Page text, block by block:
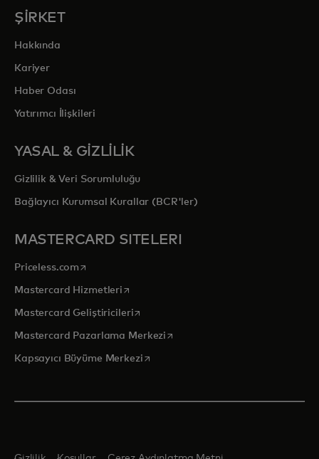
ŞİRKET
Hakkında
Kariyer
Haber Odası
Yatırımcı İlişkileri
YASAL & GİZLİLİK
Gizlilik & Veri Sorumluluğu
Bağlayıcı Kurumsal Kurallar (BCR'ler)
MASTERCARD SITELERI
Priceless.com opens in a new tab
Mastercard Hizmetleri opens in a new tab
Mastercard Geliştiricileriopens in a new tab
Mastercard Pazarlama Merkezi opens in a new tab
Kapsayıcı Büyüme Merkeziopens in a new tab